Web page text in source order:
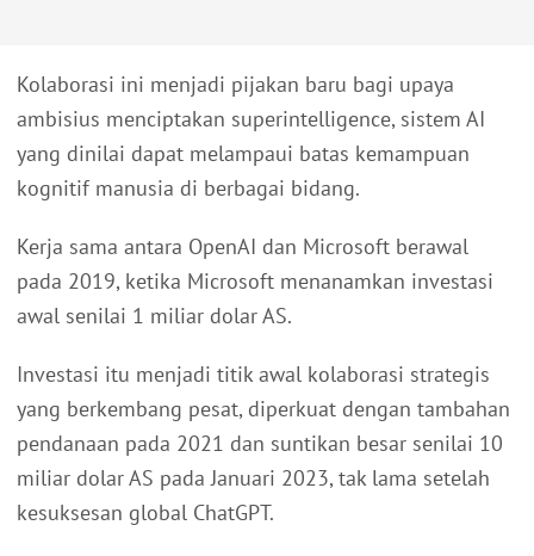
Kolaborasi ini menjadi pijakan baru bagi upaya
ambisius menciptakan superintelligence, sistem AI
yang dinilai dapat melampaui batas kemampuan
kognitif manusia di berbagai bidang.
Kerja sama antara OpenAI dan Microsoft berawal
pada 2019, ketika Microsoft menanamkan investasi
awal senilai 1 miliar dolar AS.
Investasi itu menjadi titik awal kolaborasi strategis
yang berkembang pesat, diperkuat dengan tambahan
pendanaan pada 2021 dan suntikan besar senilai 10
miliar dolar AS pada Januari 2023, tak lama setelah
kesuksesan global ChatGPT.